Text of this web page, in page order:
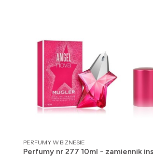
PRODUCENT
PERFUMY W BIZNESIE
Perfumy nr 277 10ml - zamiennik